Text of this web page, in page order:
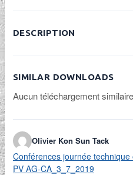
DESCRIPTION
SIMILAR DOWNLOADS
Aucun téléchargement
Olivier Kon Sun Tack
Conférences journée
PV AG-CA_3_7_2019